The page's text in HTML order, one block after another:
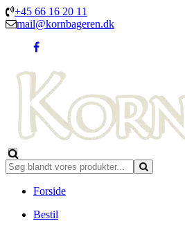
+45 66 16 20 11
mail@kornbageren.dk
Forside
Bestil